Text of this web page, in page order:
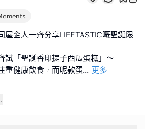
屋企人一齊分享LIFETASTIC嘅聖誕限
試「聖誕香印提子西瓜蛋糕」～
重健康飲食，而呢款蛋... 更多